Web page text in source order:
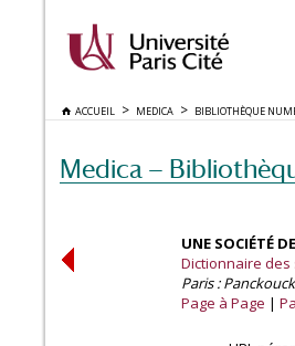
ACCUEIL MEDICA BIBLIOTHÈQUE
Medica —
UNE SOCIÉTÉ
Dictionnaire des
Paris :
Page à Page